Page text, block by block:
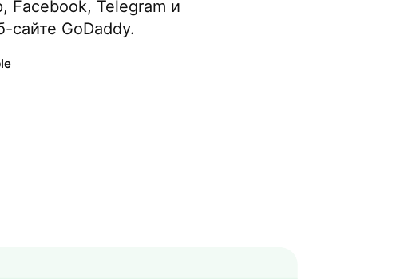
Facebook, Telegram и
GoDaddy.